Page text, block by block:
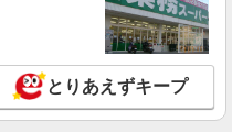
とりあえずキープ